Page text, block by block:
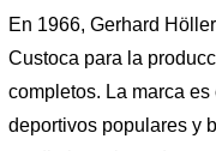
En 1966, Gerhard
Custoca para la
completos. La marca
deportivos populares y